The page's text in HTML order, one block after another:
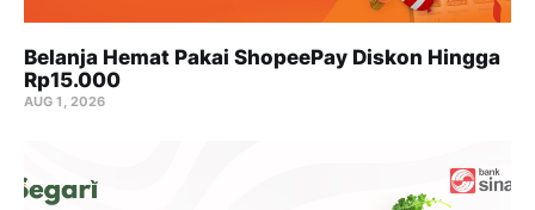
Belanja Hemat Pakai ShopeePay Diskon Hingga
Rp15.000
AUG 1, 2026